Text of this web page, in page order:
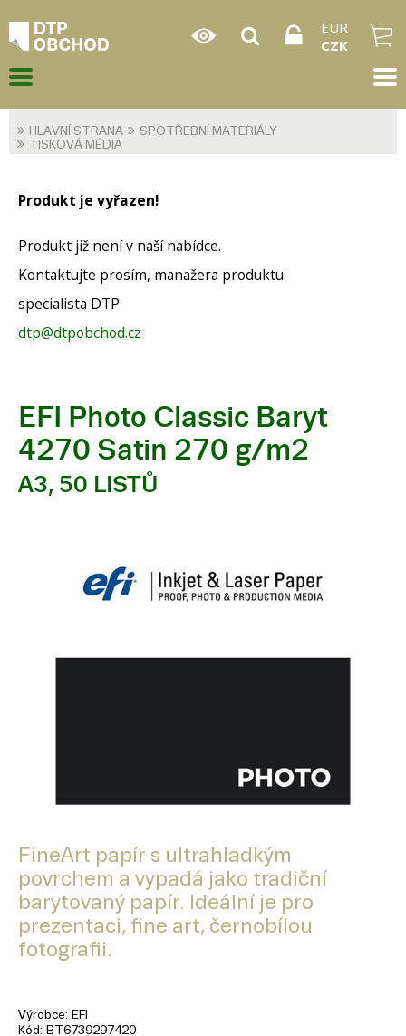
EUR
CZK
HLAVNÍ STRANA
SPOTŘEBNÍ MATERIÁLY
TISKOVÁ MÉDIA
Produkt je vyřazen!
Produkt již není v naší nabídce.
Kontaktujte prosím, manažera produktu:
specialista DTP
dtp@dtpobchod.cz
EFI Photo Classic Baryt
4270 Satin 270 g/m2
A3, 50 LISTŮ
FineArt papír s ultrahladkým
povrchem a vypadá jako tradiční
barytovaný papír. Ideální je pro
prezentaci, fine art, černobílou
fotografii.
Výrobce
EFI
Kód
BT6739297420